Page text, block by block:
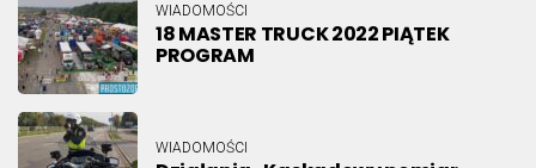
WIADOMOŚCI
18 MASTER TRUCK 2022 PIĄTEK
PROGRAM
WIADOMOŚCI